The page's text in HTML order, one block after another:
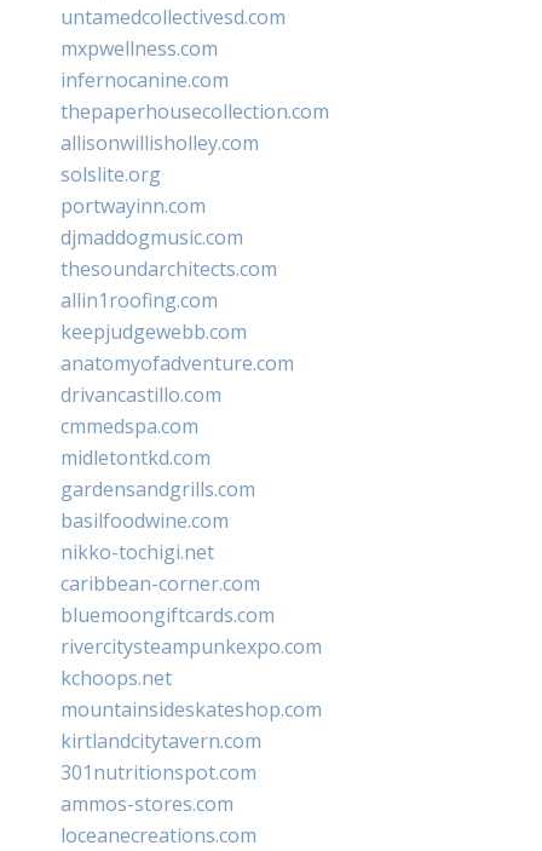
untamedcollectivesd.com
mxpwellness.com
infernocanine.com
thepaperhousecollection.com
allisonwillisholley.com
solslite.org
portwayinn.com
djmaddogmusic.com
thesoundarchitects.com
allin1roofing.com
keepjudgewebb.com
anatomyofadventure.com
drivancastillo.com
cmmedspa.com
midletontkd.com
gardensandgrills.com
basilfoodwine.com
nikko-tochigi.net
caribbean-corner.com
bluemoongiftcards.com
rivercitysteampunkexpo.com
kchoops.net
mountainsideskateshop.com
kirtlandcitytavern.com
301nutritionspot.com
ammos-stores.com
loceanecreations.com